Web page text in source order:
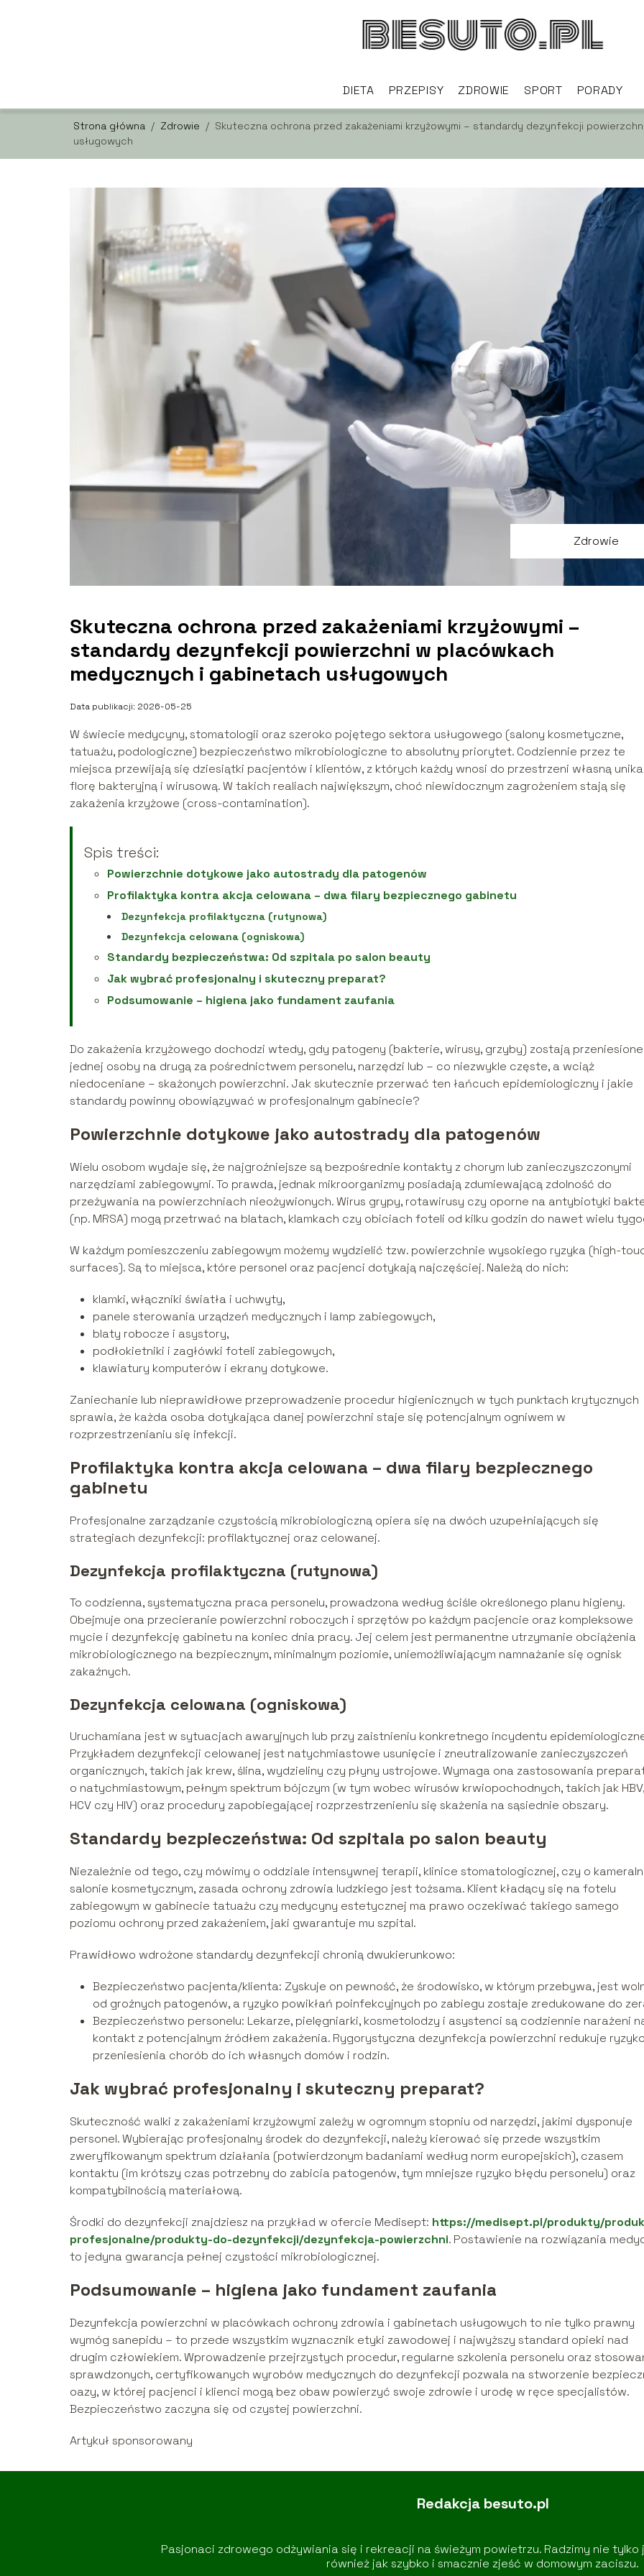
DIETA PRZEPISY ZDROWIE SPORT PORADY
Strona główna / Zdrowie / Skuteczna ochrona przed zakażeniami krzyżowymi – standardy dezynfekcji
usługowych
Zdrowie
Skuteczna ochrona przed zakażeniami krzyżowymi –
standardy dezynfekcji powierzchni w placówkach
medycznych i gabinetach usługowych
Data publikacji: 2026-05-25
W świecie medycyny, stomatologii oraz szeroko pojętego sektora usługowego (salony kosmetyczne,
tatuażu, podologiczne) bezpieczeństwo mikrobiologiczne to absolutny priorytet. Codziennie przez te
miejsca przewijają się dziesiątki pacjentów i klientów, z których każdy wnosi do przestrzeni własną
florę bakteryjną i wirusową. W takich realiach największym, choć niewidocznym zagrożeniem stają się
zakażenia krzyżowe (cross-contamination).
Spis treści:
Powierzchnie dotykowe jako autostrady dla patogenów
Profilaktyka kontra akcja celowana – dwa filary bezpiecznego gabinetu
Dezynfekcja profilaktyczna (rutynowa)
Dezynfekcja celowana (ogniskowa)
Standardy bezpieczeństwa: Od szpitala po salon beauty
Jak wybrać profesjonalny i skuteczny preparat?
Podsumowanie – higiena jako fundament zaufania
Do zakażenia krzyżowego dochodzi wtedy, gdy patogeny (bakterie, wirusy, grzyby) zostają
jednej osoby na drugą za pośrednictwem personelu, narzędzi lub – co niezwykle częste, a wciąż
niedoceniane – skażonych powierzchni. Jak skutecznie przerwać ten łańcuch epidemiologiczny i jakie
standardy powinny obowiązywać w profesjonalnym gabinecie?
Powierzchnie dotykowe jako autostrady dla patogenów
Wielu osobom wydaje się, że najgroźniejsze są bezpośrednie kontakty z chorym lub zanieczyszczonymi
narzędziami zabiegowymi. To prawda, jednak mikroorganizmy posiadają zdumiewającą zdolność do
przeżywania na powierzchniach nieożywionych. Wirus grypy, rotawirusy czy oporne na antybiotyki
(np. MRSA) mogą przetrwać na blatach, klamkach czy obiciach foteli od kilku godzin do nawet wielu
W każdym pomieszczeniu zabiegowym możemy wydzielić tzw. powierzchnie wysokiego ryzyka (high-
surfaces). Są to miejsca, które personel oraz pacjenci dotykają najczęściej. Należą do nich:
klamki, włączniki światła i uchwyty,
panele sterowania urządzeń medycznych i lamp zabiegowych,
blaty robocze i asystory,
podłokietniki i zagłówki foteli zabiegowych,
klawiatury komputerów i ekrany dotykowe.
Zaniechanie lub nieprawidłowe przeprowadzenie procedur higienicznych w tych punktach krytycznych
sprawia, że każda osoba dotykająca danej powierzchni staje się potencjalnym ogniwem w
rozprzestrzenianiu się infekcji.
Profilaktyka kontra akcja celowana – dwa filary bezpiecznego
gabinetu
Profesjonalne zarządzanie czystością mikrobiologiczną opiera się na dwóch uzupełniających się
strategiach dezynfekcji: profilaktycznej oraz celowanej.
Dezynfekcja profilaktyczna (rutynowa)
To codzienna, systematyczna praca personelu, prowadzona według ściśle określonego planu higieny.
Obejmuje ona przecieranie powierzchni roboczych i sprzętów po każdym pacjencie oraz kompleksowe
mycie i dezynfekcję gabinetu na koniec dnia pracy. Jej celem jest permanentne utrzymanie obciążenia
mikrobiologicznego na bezpiecznym, minimalnym poziomie, uniemożliwiającym namnażanie się ognisk
zakaźnych.
Dezynfekcja celowana (ogniskowa)
Uruchamiana jest w sytuacjach awaryjnych lub przy zaistnieniu konkretnego incydentu
Przykładem dezynfekcji celowanej jest natychmiastowe usunięcie i zneutralizowanie zanieczyszczeń
organicznych, takich jak krew, ślina, wydzieliny czy płyny ustrojowe. Wymaga ona zastosowania
o natychmiastowym, pełnym spektrum bójczym (w tym wobec wirusów krwiopochodnych, takich jak HBV,
HCV czy HIV) oraz procedury zapobiegającej rozprzestrzenieniu się skażenia na sąsiednie obszary.
Standardy bezpieczeństwa: Od szpitala po salon beauty
Niezależnie od tego, czy mówimy o oddziale intensywnej terapii, klinice stomatologicznej, czy o
salonie kosmetycznym, zasada ochrony zdrowia ludzkiego jest tożsama. Klient kładący się na fotelu
zabiegowym w gabinecie tatuażu czy medycyny estetycznej ma prawo oczekiwać takiego samego
poziomu ochrony przed zakażeniem, jaki gwarantuje mu szpital.
Prawidłowo wdrożone standardy dezynfekcji chronią dwukierunkowo:
Bezpieczeństwo pacjenta/klienta: Zyskuje on pewność, że środowisko, w którym przebywa, jest
od groźnych patogenów, a ryzyko powikłań poinfekcyjnych po zabiegu zostaje zredukowane do
Bezpieczeństwo personelu: Lekarze, pielęgniarki, kosmetolodzy i asystenci są codziennie narażeni
kontakt z potencjalnym źródłem zakażenia. Rygorystyczna dezynfekcja powierzchni redukuje
przeniesienia chorób do ich własnych domów i rodzin.
Jak wybrać profesjonalny i skuteczny preparat?
Skuteczność walki z zakażeniami krzyżowymi zależy w ogromnym stopniu od narzędzi, jakimi dysponuje
personel. Wybierając profesjonalny środek do dezynfekcji, należy kierować się przede wszystkim
zweryfikowanym spektrum działania (potwierdzonym badaniami według norm europejskich), czasem
kontaktu (im krótszy czas potrzebny do zabicia patogenów, tym mniejsze ryzyko błędu personelu) oraz
kompatybilnością materiałową.
Środki do dezynfekcji znajdziesz na przykład w ofercie Medisept: https://medisept.pl/produkty/
profesjonalne/produkty-do-dezynfekcji/dezynfekcja-powierzchni. Postawienie na rozwiązania
to jedyna gwarancja pełnej czystości mikrobiologicznej.
Podsumowanie – higiena jako fundament zaufania
Dezynfekcja powierzchni w placówkach ochrony zdrowia i gabinetach usługowych to nie tylko prawny
wymóg sanepidu – to przede wszystkim wyznacznik etyki zawodowej i najwyższy standard opieki nad
drugim człowiekiem. Wprowadzenie przejrzystych procedur, regularne szkolenia personelu oraz
sprawdzonych, certyfikowanych wyrobów medycznych do dezynfekcji pozwala na stworzenie
oazy, w której pacjenci i klienci mogą bez obaw powierzyć swoje zdrowie i urodę w ręce specjalistów.
Bezpieczeństwo zaczyna się od czystej powierzchni.
Artykuł sponsorowany
Redakcja besuto.pl
Pasjonaci zdrowego odżywiania się i rekreacji na świeżym powietrzu. Radzimy nie
również jak szybko i smacznie zjeść w domowym zaciszu.